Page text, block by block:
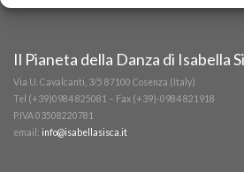
Il Pianeta della Danza di Isabella
Via U. Cavalcanti, 3/5 87100 Cosenza (Italy)
Tel (+39)0984 825081 – Fax (+39)-0984 821918
P.IVA 03508220781
email: info@isabellasisca.it